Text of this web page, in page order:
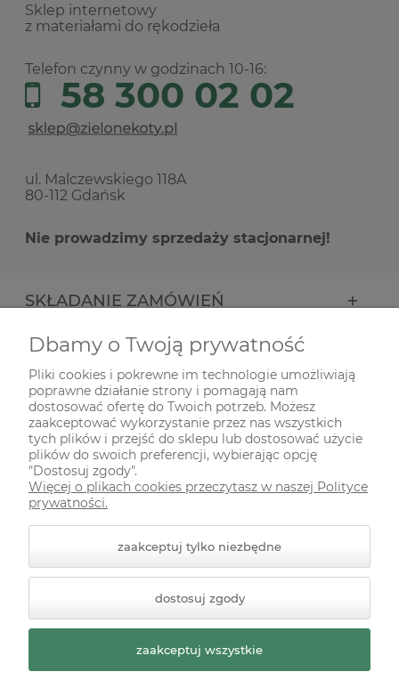
Sklep internetowy
z materiałami do rękodzieła
Telefon czynny w godzinach 10-16:
58 300 02 02
ul. Malczewskiego 118A
80-112 Gdańsk
Nie prowadzimy sprzedaży stacjonarnej!
SKŁADANIE ZAMÓWIEŃ
INFORMACJE
ODWIEDŹ NAS NA
Styl graficzny ShopGadget.pl
Sklep internetowy Shoper
Premium
Dbamy o Twoją prywatność
Pliki cookies i pokrewne im technologie umożliwiają
poprawne działanie strony i pomagają nam
dostosować ofertę do Twoich potrzeb. Możesz
zaakceptować wykorzystanie przez nas wszystkich
tych plików i przejść do sklepu lub dostosować użycie
plików do swoich preferencji, wybierając opcję
"Dostosuj zgody".
Więcej o plikach cookies przeczytasz w naszej Polityce
prywatności.
zaakceptuj tylko niezbędne
dostosuj zgody
zaakceptuj wszystkie